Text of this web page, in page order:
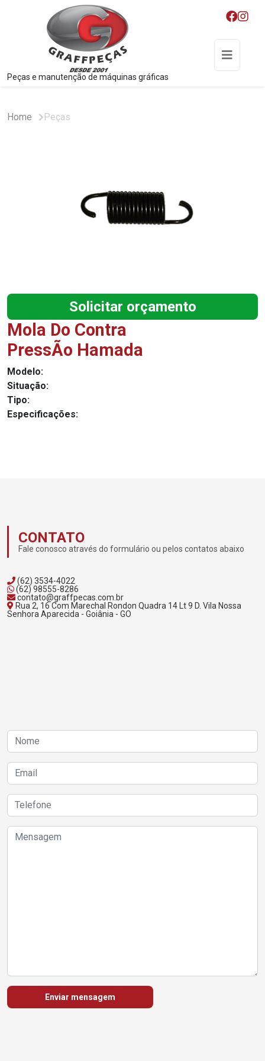
Peças e manutenção de máquinas gráficas
Home Peças
Solicitar orçamento
Mola Do Contra
PressÃo Hamada
Modelo:
Situação:
Tipo:
Especificações:
CONTATO
Fale conosco através do formulário ou pelos contatos abaixo
(62) 3534-4022
(62) 98555-8286
contato@graffpecas.com.br
Rua 2, 16 Com Marechal Rondon Quadra 14 Lt 9 D. Vila Nossa
Senhora Aparecida - Goiânia - GO